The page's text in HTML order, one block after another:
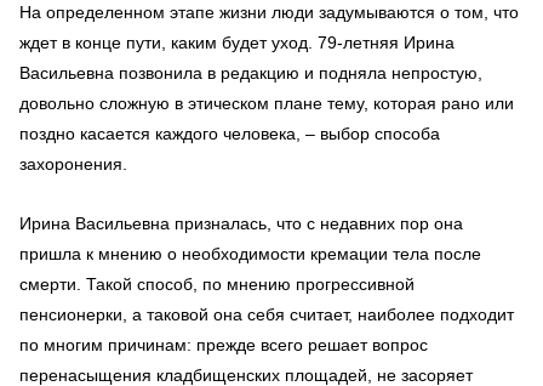
На определенном этапе жизни люди задумываются о том, что
ждет в конце пути, каким будет уход. 79-летняя Ирина
Васильевна позвонила в редакцию и подняла непростую,
довольно сложную в этическом плане тему, которая рано или
поздно касается каждого человека, – выбор способа
захоронения.
Ирина Васильевна призналась, что с недавних пор она
пришла к мнению о необходимости кремации тела после
смерти. Такой способ, по мнению прогрессивной
пенсионерки, а таковой она себя считает, наиболее подходит
по многим причинам: прежде всего решает вопрос
перенасыщения кладбищенских площадей, не засоряет